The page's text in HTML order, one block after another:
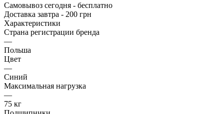
Самовывоз сегодня - бесплатно
Доставка завтра - 200 грн
Характеристики
Страна регистрации бренда
—
Польша
Цвет
—
Синий
Максимальная нагрузка
—
75 кг